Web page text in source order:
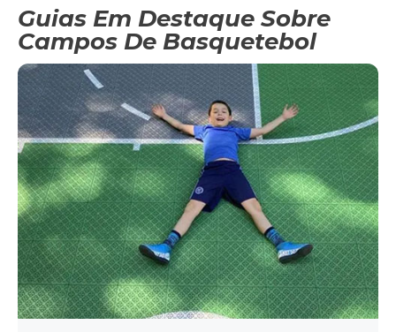
Guias Em Destaque Sobre
Campos De Basquetebol